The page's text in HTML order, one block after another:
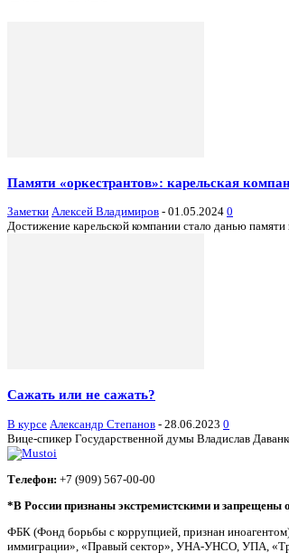
Памяти «оркестрантов»: карельская
Заметки Алексей Владимиров - 01.05.2024 0
Достижение карельской компании стало данью
Сажать или не сажать?
В курсе Александр Степанов - 28.06.2023 0
Вице-спикер Государственной думы Владислав
Телефон: +7 (909) 567-00-00
*В России признаны экстремистскими и запрещены
ФБК (Фонд борьбы с коррупцией, признан
иммиграции», «Правый сектор», УНА-УНСО, УПА,